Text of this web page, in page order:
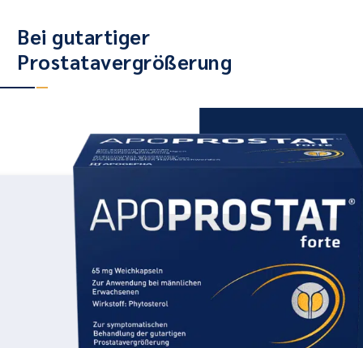
Bei gutartiger
Prostatavergrößerung